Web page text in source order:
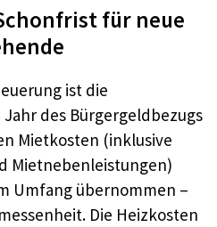
für neue
ist die
des Bürgergeldbezugs
Mietkosten (inklusive
Mietnebenleistungen)
Umfang übernommen –
Die Heizkosten